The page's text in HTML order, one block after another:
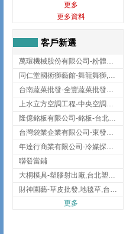
更多
更多資料
客戶新選
萬環機械股份有限公司-粉體塗裝設備,輸送機,輸送機設備,台南輸送機
同仁堂國術獅藝館-舞龍舞獅,台中舞龍舞獅
台南蔬菜批發-全豐蔬菜批發專送/台南蔬菜箱宅配到府
上水立方空調工程-中央空調規劃,台北中央空調規劃
隆億銘板有限公司-銘板-台北銘板-板橋銘板
台灣袋業企業有限公司-東發企業社/台中太空袋/太空包
年達行商業有限公司-冷媒探漏儀,壓力錶組,真空泵浦,台北冷凍空調材料
聯發當鋪
大桐模具-塑膠射出廠,台北塑膠射出廠
財神園藝-草皮批發,地毯草,台北草,彰化地毯草,彰化台北草
更多